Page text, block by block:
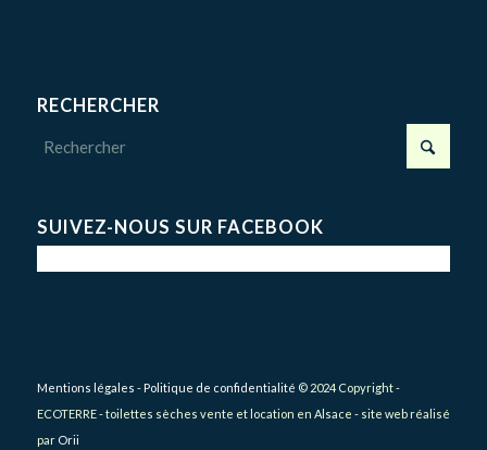
RECHERCHER
SUIVEZ-NOUS SUR FACEBOOK
Mentions légales - Politique de confidentialité © 2024 Copyright -
ECOTERRE - toilettes sèches vente et location en Alsace - site web réalisé
par Orii